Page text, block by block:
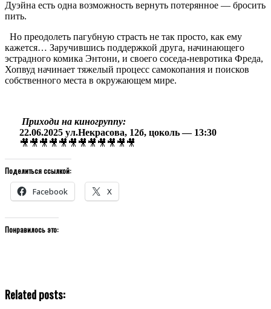
Дуэйна есть одна возможность вернуть потерянное — бросить
пить.
Но преодолеть пагубную страсть не так просто, как ему
кажется… Заручившись поддержкой друга, начинающего
эстрадного комика Энтони, и своего соседа-невротика Фреда,
Хопвуд начинает тяжелый процесс самокопания и поисков
собственного места в окружающем мире.
Приходи на киногруппу:
22.06.2025 ул.Некрасова, 12б, цоколь — 13:30
🎥🎥🎥🎥🎥🎥🎥🎥🎥🎥🎥🎥
Поделиться ссылкой:
Facebook X
Понравилось это:
Related posts: